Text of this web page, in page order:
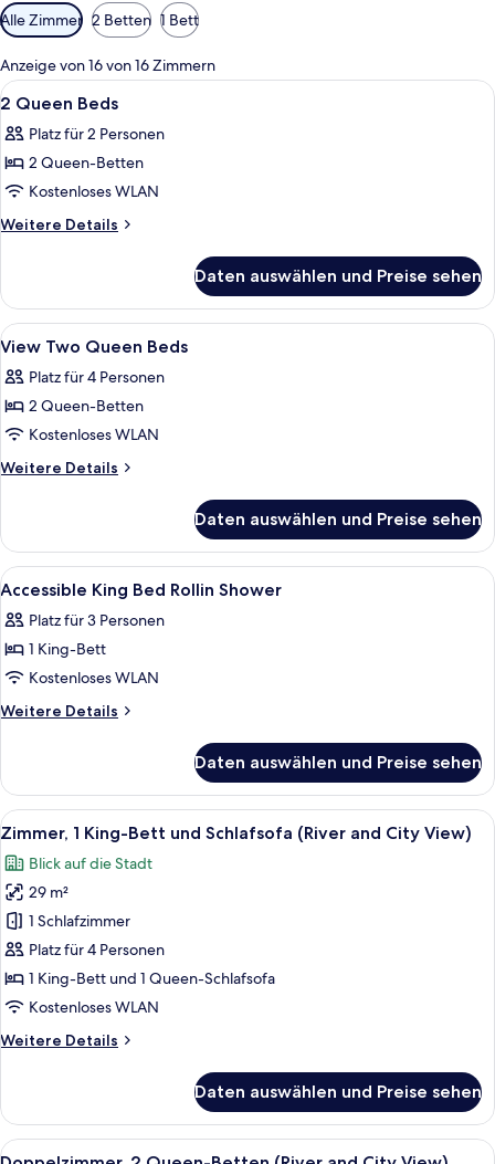
Verfügbare
Filter
für
Zimmer
Alle Zimmer 2 Betten 1 Bett
Anzeige von 16 von 16 Zimmern
Alle
Fotos
für
2
Queen
Beds
Ein Hotelzimmer mit zwei Betten,
11
2 Queen Beds
Platz für 2 Personen
2 Queen-Betten
Kostenloses WLAN
Weitere Details
Weitere
Queen
Beds
Daten auswählen und Preise sehen
Alle
Fotos
für
View
Two
Queen
Ein Hotelzimmer mit zwei Betten,
12
View Two Queen Beds
Platz für 4 Personen
2 Queen-Betten
Kostenloses WLAN
Weitere Details
Weitere
Two
Queen
Beds
Daten auswählen und Preise sehen
Alle
Fotos
für
Accessible
King
Bed
anzeigen
Ein Hotelzimmer mit Bett, Sofa,
11
Accessible King Bed Rollin Shower
Platz für 3 Personen
1 King-Bett
Kostenloses WLAN
Weitere Details
Weitere
King
Bed
Rollin
Daten auswählen und Preise sehen
Alle
Fotos
für
Zimmer,
1 King-
Bett
und
Schlafsofa
and
anzeigen
Ein Hotelzimmer mit Bett, Sofa,
7
Zimmer, 1 King-Bett und Schlafsofa (River and City View)
Blick auf die Stadt
29 m²
1 Schlafzimmer
Platz für 4 Personen
1 King-Bett und 1 Queen-Schlafsofa
Kostenloses WLAN
Weitere Details
Weitere
1 King-
Bett
und
Daten auswählen und Preise sehen
Alle
Ein Hotelzimmer mit zwei Betten,
7